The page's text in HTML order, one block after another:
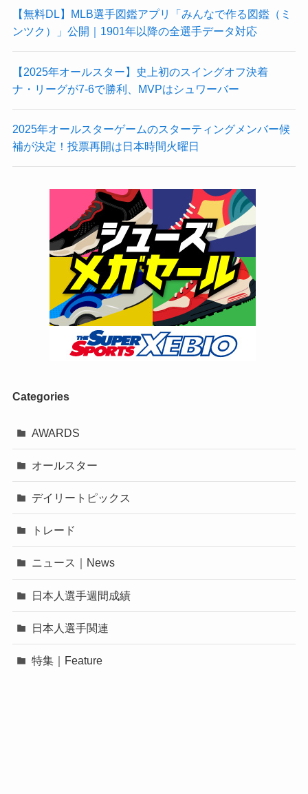
【無料DL】MLB選手図鑑アプリ「みんなで作る図鑑（ミ
ンツク）」公開｜1901年以降の全選手データ対応
【2025年オールスター】史上初のスイングオフ決着
ナ・リーグが7-6で勝利、MVPはシュワーバー
2025年オールスターゲームのスターティングメンバー候
補が決定！投票再開は日本時間火曜日
Categories
AWARDS
オールスター
デイリートピックス
トレード
ニュース｜News
日本人選手週間成績
日本人選手関連
特集｜Feature